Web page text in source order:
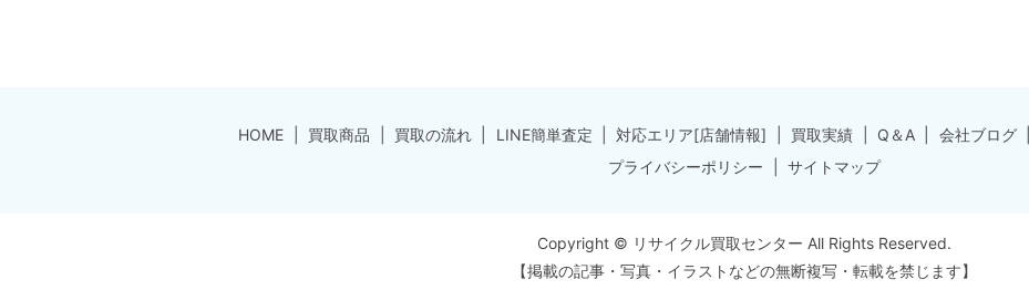
HOME 買取商品 買取の流れ LINE簡単査定 対応エリア[店舗情報] 買取実績 Q＆A 会社ブログ
プライバシーポリシー
サイトマップ
Copyright © リサイクル買取センター All Rights Reserved.
【掲載の記事・写真・イラストなどの無断複写・転載を禁じます】